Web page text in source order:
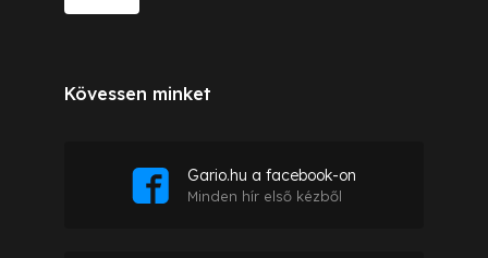
Kövessen minket
Gario.hu a facebook-on
Minden hír első kézből